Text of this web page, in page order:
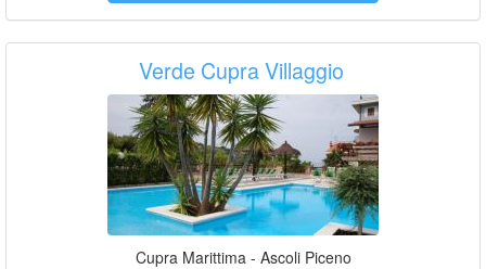
Verde Cupra Villaggio
Cupra Marittima - Ascoli Piceno